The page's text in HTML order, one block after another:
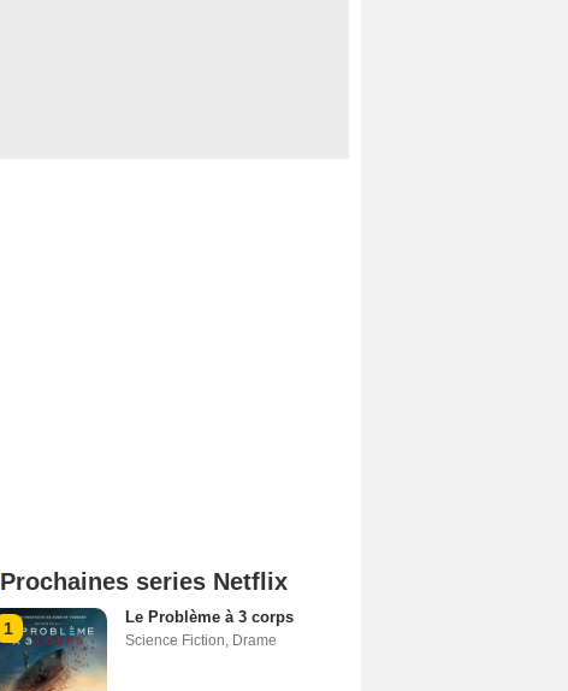
Prochaines series Netflix
1
Le Problème à 3 corps
Science Fiction, Drame